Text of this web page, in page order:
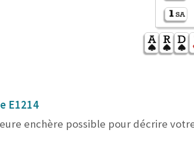
E1214
enchère possible pour décrire